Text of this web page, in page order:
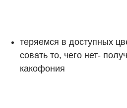
теряемся в доступных
совать то, чего нет-
какофония